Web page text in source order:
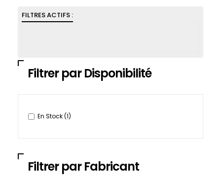
FILTRES ACTIFS :
Filtrer par Disponibilité
En Stock(1)
Filtrer par Fabricant